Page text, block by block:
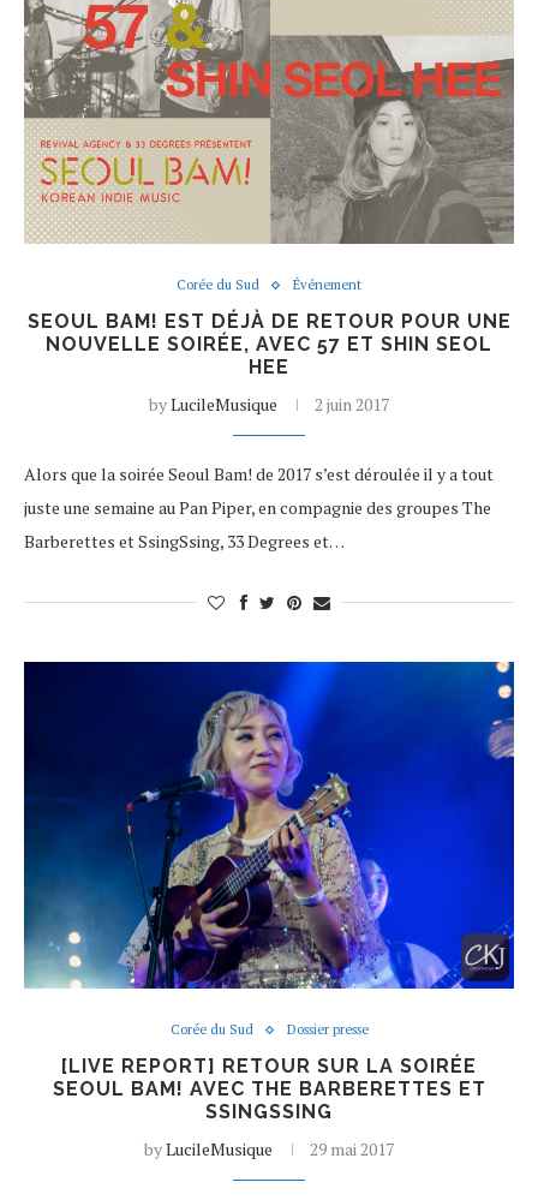
Corée du Sud Événement
SEOUL BAM! EST DÉJÀ DE RETOUR POUR UNE
NOUVELLE SOIRÉE, AVEC 57 ET SHIN SEOL
HEE
byLucileMusique 2 juin 2017
Alors que la soirée Seoul Bam! de 2017 s’est déroulée il y a tout
juste une semaine au Pan Piper, en compagnie des groupes The
Barberettes et SsingSsing, 33 Degrees et…
Corée du Sud Dossier presse
[LIVE REPORT] RETOUR SUR LA SOIRÉE
SEOUL BAM! AVEC THE BARBERETTES ET
SSINGSSING
byLucileMusique 29 mai 2017